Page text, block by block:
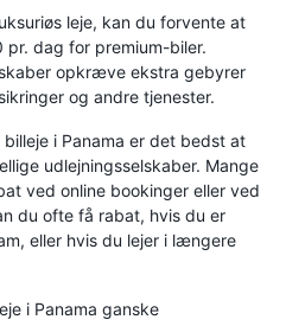
leje, kan du forvente at
dag for premium-biler.
opkræve ekstra gebyrer
og andre tjenester.
i Panama er det bedst at
udlejningsselskaber. Mange
ved online bookinger eller ved
du ofte få rabat, hvis du er
eller hvis du lejer i længere
i Panama ganske